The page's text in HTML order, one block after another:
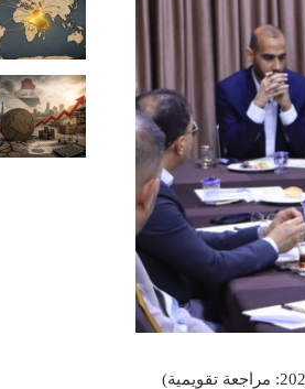
عقد مركز البيدر للدراسات والتخطيط جلسة بعنوان (السياسات العامة في العراق 2003-2025: مراجعة تقويمية)